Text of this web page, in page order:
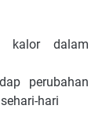
kalor dalam
perubahan
hari